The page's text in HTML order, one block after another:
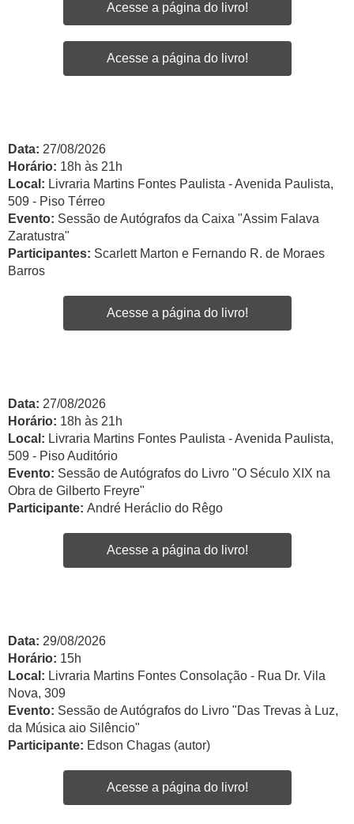
Acesse a página do livro!
Acesse a página do livro!
Data: 27/08/2026
Horário: 18h às 21h
Local: Livraria Martins Fontes Paulista - Avenida Paulista,
509 - Piso Térreo
Evento: Sessão de Autógrafos da Caixa "Assim Falava
Zaratustra"
Participantes: Scarlett Marton e Fernando R. de Moraes
Barros
Acesse a página do livro!
Data: 27/08/2026
Horário: 18h às 21h
Local: Livraria Martins Fontes Paulista - Avenida Paulista,
509 - Piso Auditório
Evento: Sessão de Autógrafos do Livro "O Século XIX na
Obra de Gilberto Freyre"
Participante: André Heráclio do Rêgo
Acesse a página do livro!
Data: 29/08/2026
Horário: 15h
Local: Livraria Martins Fontes Consolação - Rua Dr. Vila
Nova, 309
Evento: Sessão de Autógrafos do Livro "Das Trevas à Luz,
da Música aio Silêncio"
Participante: Edson Chagas (autor)
Acesse a página do livro!